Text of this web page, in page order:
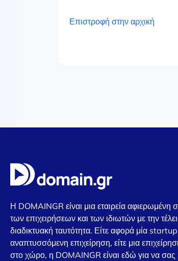
Επιστροφή στην αρχική
Η DOMAINGR είναι μια εταιρεία αφιερωμένη
των επιχειρήσεων και των ιδιωτών με την
διαδικτυακή ταυτότητα. Είτε αφορά μία startup,
αναπτυσσόμενη επιχείρηση, είτε μια
στο χώρο, η DOMAINGR είναι εδώ για να σας